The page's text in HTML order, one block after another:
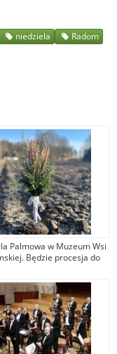
niedziela
Radom
Palmowa w Muzeum Wsi
Będzie procesja do
warsztaty